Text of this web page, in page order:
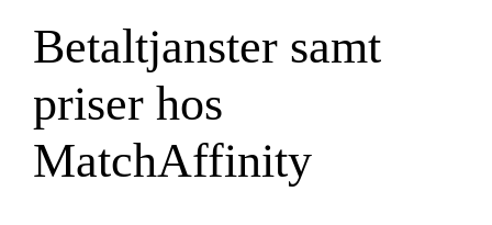
Betaltjanster samt
priser hos
MatchAffinity